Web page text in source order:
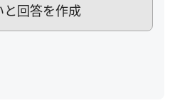
回答を作成